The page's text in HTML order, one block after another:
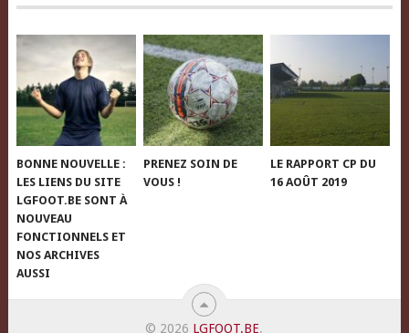
BONNE NOUVELLE :
LES LIENS DU SITE
LGFOOT.BE SONT À
NOUVEAU
FONCTIONNELS ET
NOS ARCHIVES
AUSSI
PRENEZ SOIN DE
VOUS !
LE RAPPORT CP DU
16 AOÛT 2019
© 2026 LGFOOT.BE.